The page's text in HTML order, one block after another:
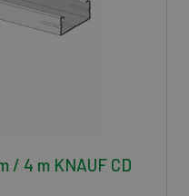
/ 4 m KNAUF CD